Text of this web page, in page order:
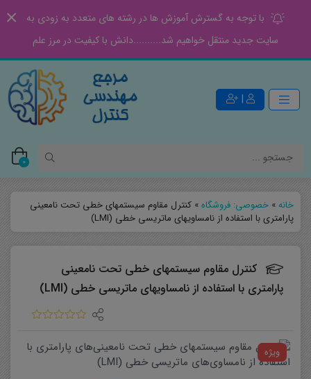
با توجه به گسترش آموزش ها در رشته های متعدد به زودی به
سایت جدید منتقل خواهیم شد..........دانش با کیفیت در مرز علم
|
0
خانه» خصوصی: فروشگاه» کنترل مقاوم سیستمهای خطی تحت نامعینی
پارامتری با استفاده از نامساویهای ماتریسی خطی (LMI)
کنترل مقاوم سیستمهای خطی تحت نامعینی
پارامتری با استفاده از نامساویهای ماتریسی خطی (LMI)
ویژه